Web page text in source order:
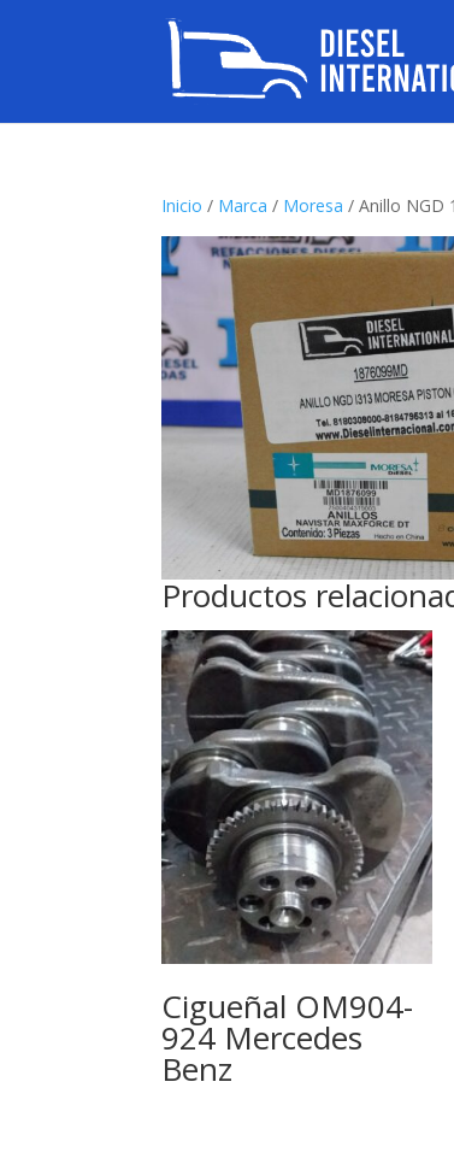
Inicio / Marca / Moresa / Anillo NGD
Productos
Cigueñal OM904-
924 Mercedes
Benz